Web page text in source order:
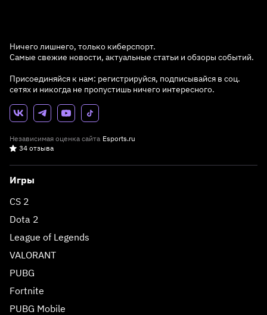
Ничего лишнего, только киберспорт.
Самые свежие новости, актуальные статьи и обзоры событий.
Присоединяйся к нам: регистрируйся, подписывайся в соц.
сетях и никогда не пропустишь ничего интересного.
Независимая оценка сайта Esports.ru
34 отзыва
Игры
CS 2
Dota 2
League of Legends
VALORANT
PUBG
Fortnite
PUBG Mobile